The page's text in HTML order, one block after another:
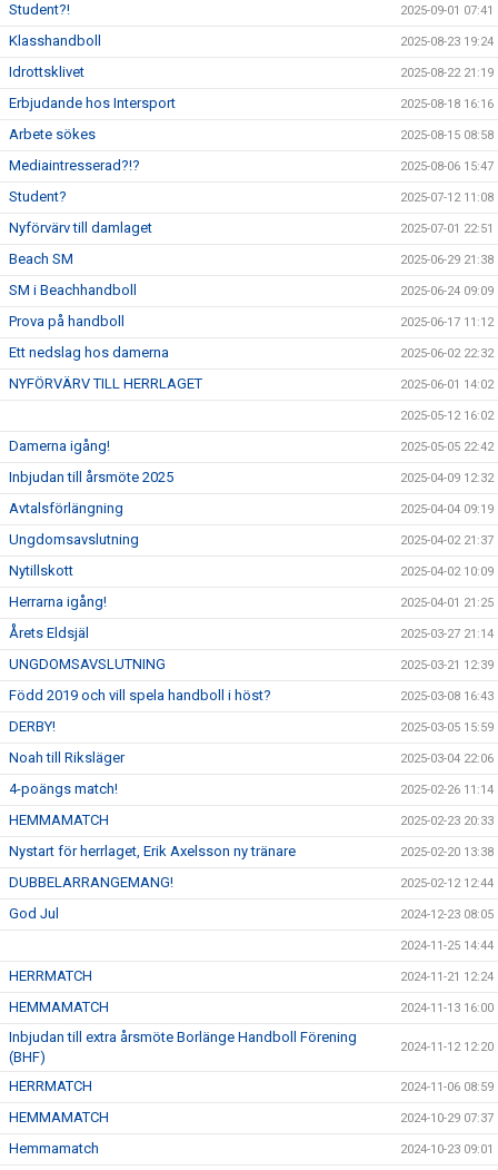
Student?! 2025-09-01 07:41
Klasshandboll 2025-08-23 19:24
Idrottsklivet 2025-08-22 21:19
Erbjudande hos Intersport 2025-08-18 16:16
Arbete sökes 2025-08-15 08:58
Mediaintresserad?!? 2025-08-06 15:47
Student? 2025-07-12 11:08
Nyförvärv till damlaget 2025-07-01 22:51
Beach SM 2025-06-29 21:38
SM i Beachhandboll 2025-06-24 09:09
Prova på handboll 2025-06-17 11:12
Ett nedslag hos damerna 2025-06-02 22:32
NYFÖRVÄRV TILL HERRLAGET 2025-06-01 14:02
2025-05-12 16:02
Damerna igång! 2025-05-05 22:42
Inbjudan till årsmöte 2025 2025-04-09 12:32
Avtalsförlängning 2025-04-04 09:19
Ungdomsavslutning 2025-04-02 21:37
Nytillskott 2025-04-02 10:09
Herrarna igång! 2025-04-01 21:25
Årets Eldsjäl 2025-03-27 21:14
UNGDOMSAVSLUTNING 2025-03-21 12:39
Född 2019 och vill spela handboll i höst? 2025-03-08 16:43
DERBY! 2025-03-05 15:59
Noah till Riksläger 2025-03-04 22:06
4-poängs match! 2025-02-26 11:14
HEMMAMATCH 2025-02-23 20:33
Nystart för herrlaget, Erik Axelsson ny tränare 2025-02-20 13:38
DUBBELARRANGEMANG! 2025-02-12 12:44
God Jul 2024-12-23 08:05
2024-11-25 14:44
HERRMATCH 2024-11-21 12:24
HEMMAMATCH 2024-11-13 16:00
Inbjudan till extra årsmöte Borlänge Handboll Förening
(BHF)
2024-11-12 12:20
HERRMATCH 2024-11-06 08:59
HEMMAMATCH 2024-10-29 07:37
Hemmamatch 2024-10-23 09:01